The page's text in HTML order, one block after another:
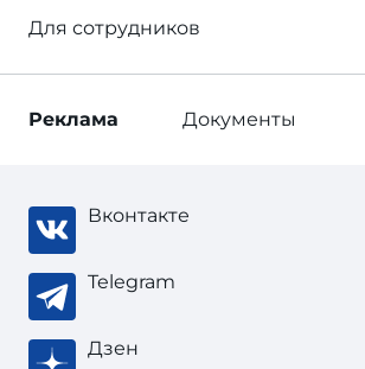
Для сотрудников
Реклама Документы
Вконтакте
Telegram
Дзен